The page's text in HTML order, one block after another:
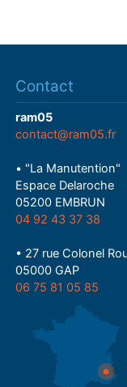
Contact
ram05
contact@ram05.fr
• "La Manutention"
Espace Delaroche
05200 EMBRUN
04 92 43 37 38
• 27 rue Colonel
05000 GAP
06 75 81 05 85